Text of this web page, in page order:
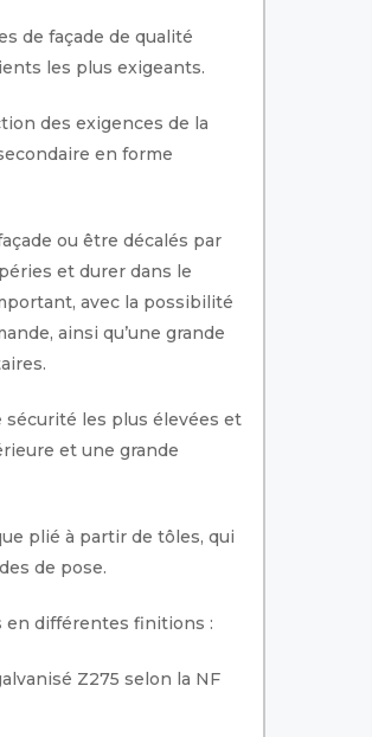
de façade de qualité
les plus exigeants.
des exigences de la
en forme
ou être décalés par
et durer dans le
avec la possibilité
ainsi qu’une grande
les plus élevées et
et une grande
plié à partir de tôles, qui
de pose.
en différentes finitions :
Z275 selon la NF